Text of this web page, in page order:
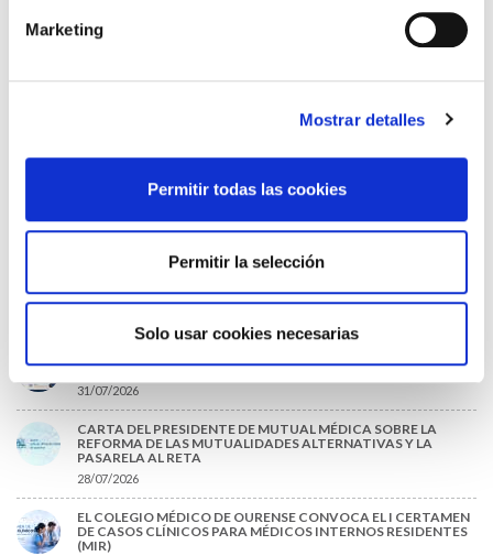
Marketing
Mostrar detalles
Permitir todas las cookies
Permitir la selección
Solo usar cookies necesarias
LABOR DE LOS TUTORES DE RESIDENTES
AL PACTO DE ESTADO FRENTE A LA EMERGENCIA CLIMÁTICA
2026
31/07/2026
CARTA DEL PRESIDENTE DE MUTUAL MÉDICA SOBRE LA
REFORMA DE LAS MUTUALIDADES ALTERNATIVAS Y LA
PASARELA AL RETA
28/07/2026
EL COLEGIO MÉDICO DE OURENSE CONVOCA EL I CERTAMEN
DE CASOS CLÍNICOS PARA MÉDICOS INTERNOS RESIDENTES
(MIR)